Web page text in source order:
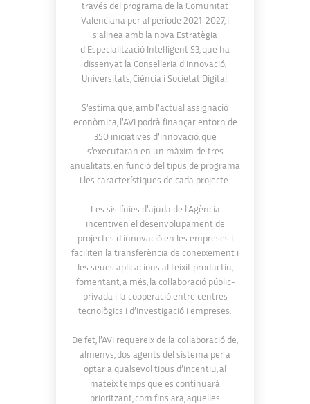
través del programa de la Comunitat
Valenciana per al període 2021-2027, i
s’alinea amb la nova Estratègia
d’Especialització Intel·ligent S3, que ha
dissenyat la Conselleria d’Innovació,
Universitats, Ciència i Societat Digital.
S’estima que, amb l’actual assignació
econòmica, l’AVI podrà finançar entorn de
350 iniciatives d’innovació, que
s’executaran en un màxim de tres
anualitats, en funció del tipus de programa
i les característiques de cada projecte.
Les sis línies d’ajuda de l’Agència
incentiven el desenvolupament de
projectes d’innovació en les empreses i
faciliten la transferència de coneixement i
les seues aplicacions al teixit productiu,
fomentant, a més, la col·laboració públic-
privada i la cooperació entre centres
tecnològics i d’investigació i empreses.
De fet, l’AVI requereix de la col·laboració de,
almenys, dos agents del sistema per a
optar a qualsevol tipus d’incentiu, al
mateix temps que es continuarà
prioritzant, com fins ara, aquelles